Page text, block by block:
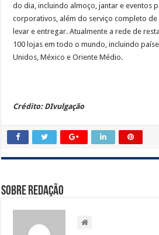
do dia, incluindo almoço, jantar e eventos
corporativos, além do serviço completo
levar e entregar. Atualmente a rede de
100 lojas em todo o mundo, incluindo
Unidos, México e Oriente Médio.
Crédito: DIvulgação
Sobre Redação